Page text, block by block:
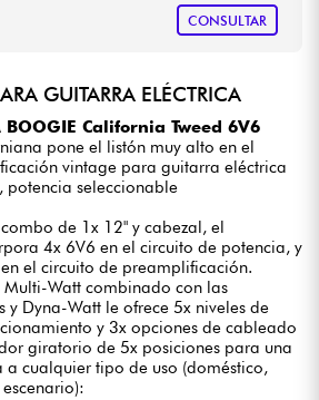
CONSULTAR
GUITARRA ELÉCTRICA
BOOGIE California Tweed 6V6
pone el listón muy alto en el
vintage para guitarra eléctrica
potencia seleccionable
de 1x 12" y cabezal, el
4x 6V6 en el circuito de potencia, y
el circuito de preamplificación.
Multi-Watt combinado con las
y Dyna-Watt le ofrece 5x niveles de
y 3x opciones de cableado
giratorio de 5x posiciones para una
cualquier tipo de uso (doméstico,